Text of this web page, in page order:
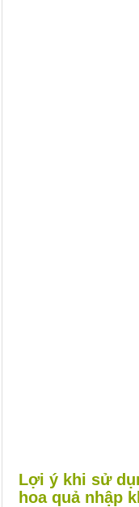
Lợi ý khi sử
hoa quả nhập